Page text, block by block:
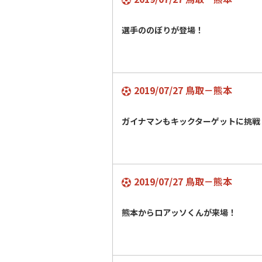
選手ののぼりが登場！
2019/07/27 鳥取－熊本
ガイナマンもキックターゲットに挑
2019/07/27 鳥取－熊本
熊本からロアッソくんが来場！